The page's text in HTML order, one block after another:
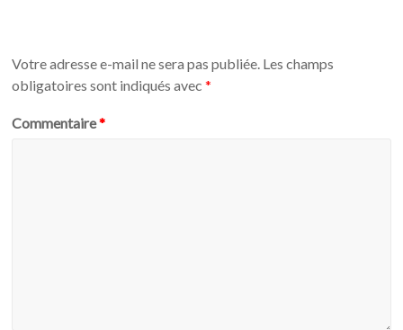
Votre adresse e-mail ne sera pas publiée. Les champs
obligatoires sont indiqués avec*
Commentaire*